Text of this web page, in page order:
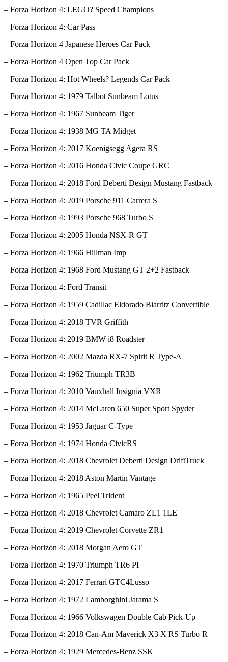
– Forza Horizon 4: LEGO? Speed Champions
– Forza Horizon 4: Car Pass
– Forza Horizon 4 Japanese Heroes Car Pack
– Forza Horizon 4 Open Top Car Pack
– Forza Horizon 4: Hot Wheels? Legends Car Pack
– Forza Horizon 4: 1979 Talbot Sunbeam Lotus
– Forza Horizon 4: 1967 Sunbeam Tiger
– Forza Horizon 4: 1938 MG TA Midget
– Forza Horizon 4: 2017 Koenigsegg Agera RS
– Forza Horizon 4: 2016 Honda Civic Coupe GRC
– Forza Horizon 4: 2018 Ford Deberti Design Mustang Fastback
– Forza Horizon 4: 2019 Porsche 911 Carrera S
– Forza Horizon 4: 1993 Porsche 968 Turbo S
– Forza Horizon 4: 2005 Honda NSX-R GT
– Forza Horizon 4: 1966 Hillman Imp
– Forza Horizon 4: 1968 Ford Mustang GT 2+2 Fastback
– Forza Horizon 4: Ford Transit
– Forza Horizon 4: 1959 Cadillac Eldorado Biarritz Convertible
– Forza Horizon 4: 2018 TVR Griffith
– Forza Horizon 4: 2019 BMW i8 Roadster
– Forza Horizon 4: 2002 Mazda RX-7 Spirit R Type-A
– Forza Horizon 4: 1962 Triumph TR3B
– Forza Horizon 4: 2010 Vauxhall Insignia VXR
– Forza Horizon 4: 2014 McLaren 650 Super Sport Spyder
– Forza Horizon 4: 1953 Jaguar C-Type
– Forza Horizon 4: 1974 Honda CivicRS
– Forza Horizon 4: 2018 Chevrolet Deberti Design DriftTruck
– Forza Horizon 4: 2018 Aston Martin Vantage
– Forza Horizon 4: 1965 Peel Trident
– Forza Horizon 4: 2018 Chevrolet Camaro ZL1 1LE
– Forza Horizon 4: 2019 Chevrolet Corvette ZR1
– Forza Horizon 4: 2018 Morgan Aero GT
– Forza Horizon 4: 1970 Triumph TR6 PI
– Forza Horizon 4: 2017 Ferrari GTC4Lusso
– Forza Horizon 4: 1972 Lamborghini Jarama S
– Forza Horizon 4: 1966 Volkswagen Double Cab Pick-Up
– Forza Horizon 4: 2018 Can-Am Maverick X3 X RS Turbo R
– Forza Horizon 4: 1929 Mercedes-Benz SSK